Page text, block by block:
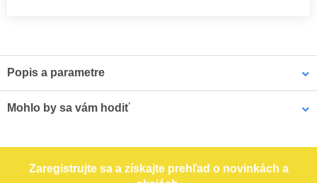
Popis a parametre
EK -Made in Japan
Áno
Mohlo by sa vám hodiť
Zaregistrujte sa a získajte prehľad o novinkách a